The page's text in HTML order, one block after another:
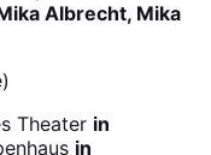
Albrecht, Mika
Theater in
in